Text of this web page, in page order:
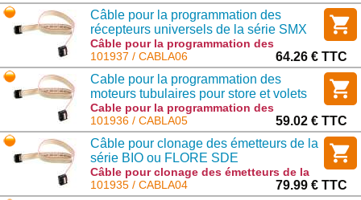
Câble pour la programmation des
récepteurs universels de la série SMX
en OX
Câble pour la programmation des
récepteurs universels de la série SMX en
OX : CABLA06
101937 / CABLA06
64.26 € TTC
Cable pour la programmation des
moteurs tubulaires pour store et volets
roulants avec port TTBUS
Cable pour la programmation des
moteurs tubulaires pour store et volets
roulants avec port TTBUS : CABLA05
101936 / CABLA05
59.02 € TTC
Câble pour clonage des émetteurs de la
série BIO ou FLORE SDE
Câble pour clonage des émetteurs de la
série BIO ou FLORE SDE : CABLA04
101935 / CABLA04
79.99 € TTC